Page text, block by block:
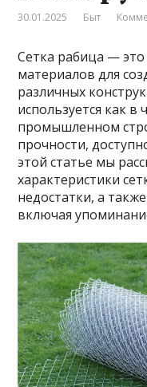
30.01.2025 Быт
Сетка рабица —
материалов для
различных
используется как в
промышленном
прочности,
этой статье мы
характеристики
недостатки, а
включая